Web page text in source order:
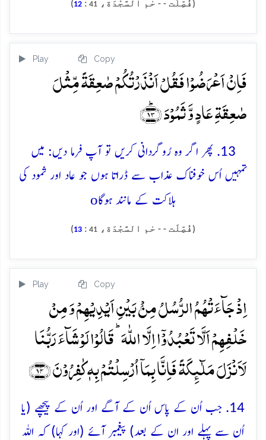
(فُصِّلَت - - حٰم السَّجْدَة، 41
:
12
)
Play Copy
فَاِنۡ اَعۡرَضُوۡا فَقُلۡ اَنۡذَرۡتُکُمۡ صٰعِقَۃً مِّثۡلَ
صٰعِقَۃِ عَادٍ وَّ ثَمُوۡدَ ﴿ؕ۱۳﴾
13. پھر اگر وہ رُوگردانی کریں تو آپ فرما دیں: میں
تمہیں اُس خوفناک عذاب سے ڈراتا ہوں جو عاد اور ثمود کی
ہلاکت کے مانند ہوگاo
(فُصِّلَت - - حٰم السَّجْدَة، 41
:
13
)
Play Copy
اِذۡ جَآءَتۡہُمُ الرُّسُلُ مِنۡۢ بَیۡنِ اَیۡدِیۡہِمۡ وَ مِنۡ
خَلۡفِہِمۡ اَلَّا تَعۡبُدُوۡۤا اِلَّا اللّٰہَ ؕ قَالُوۡا لَوۡ شَآءَ رَبُّنَا
لَاَنۡزَلَ مَلٰٓئِکَۃً فَاِنَّا بِمَاۤ اُرۡسِلۡتُمۡ بِہٖ کٰفِرُوۡنَ ﴿۱۴﴾
14. جب اُن کے پاس اُن کے آگے اور اُن کے پیچھے (یا
اُن سے پہلے اور ان کے بعد) پیغمبر آئے (اور کہا) کہ اللہ